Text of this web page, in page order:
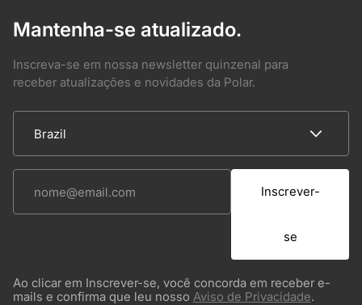
Mantenha-se atualizado.
Inscreva-se em nossa newsletter quinzenal para
receber atualizações e novidades da Polar.
Inscrever-
se
Ao clicar em Inscrever-se, você concorda em receber e-
mails e confirma que leu nosso Aviso de Privacidade.